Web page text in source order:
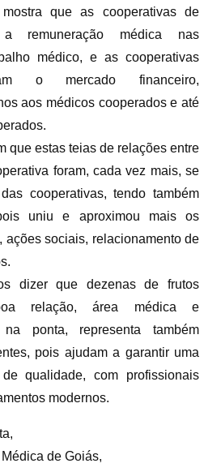
que as cooperativas de
remuneração médica nas
médico, e as cooperativas
o mercado financeiro,
aos médicos cooperados e até
que estas teias de relações entre
foram, cada vez mais, se
cooperativas, tendo também
uniu e aproximou mais os
ações sociais, relacionamento de
dizer que dezenas de frutos
relação, área médica e
na ponta, representa também
pois ajudam a garantir uma
qualidade, com profissionais
modernos.
de Goiás,